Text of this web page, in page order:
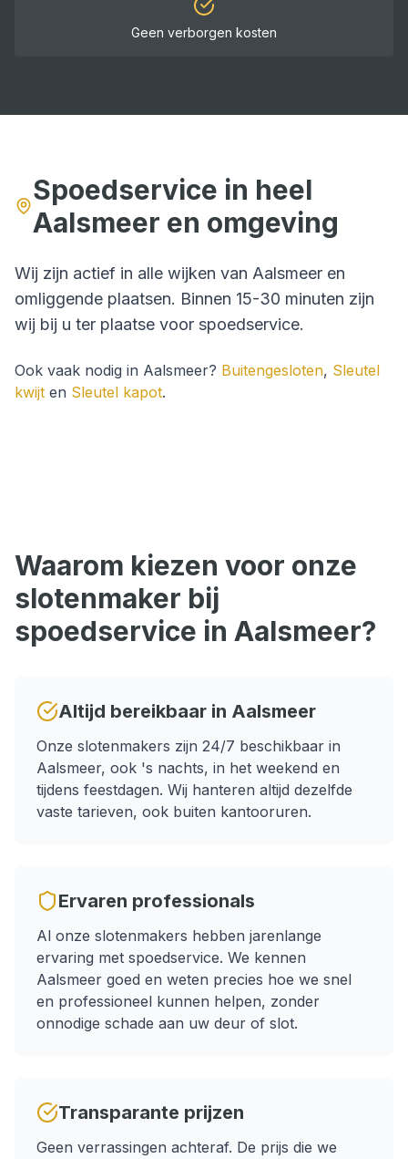
Geen verborgen kosten
Spoedservice in heel
Aalsmeer en omgeving
Wij zijn actief in alle wijken van Aalsmeer en
omliggende plaatsen. Binnen 15-30 minuten zijn
wij bij u ter plaatse voor spoedservice.
Ook vaak nodig in Aalsmeer? Buitengesloten, Sleutel
kwijt en Sleutel kapot.
Waarom kiezen voor onze
slotenmaker bij
spoedservice in Aalsmeer?
Altijd bereikbaar in Aalsmeer
Onze slotenmakers zijn 24/7 beschikbaar in
Aalsmeer, ook 's nachts, in het weekend en
tijdens feestdagen. Wij hanteren altijd dezelfde
vaste tarieven, ook buiten kantooruren.
Ervaren professionals
Al onze slotenmakers hebben jarenlange
ervaring met spoedservice. We kennen
Aalsmeer goed en weten precies hoe we snel
en professioneel kunnen helpen, zonder
onnodige schade aan uw deur of slot.
Transparante prijzen
Geen verrassingen achteraf. De prijs die we